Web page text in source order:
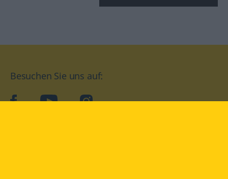
Besuchen Sie uns auf:
facebookYouTube Instagram